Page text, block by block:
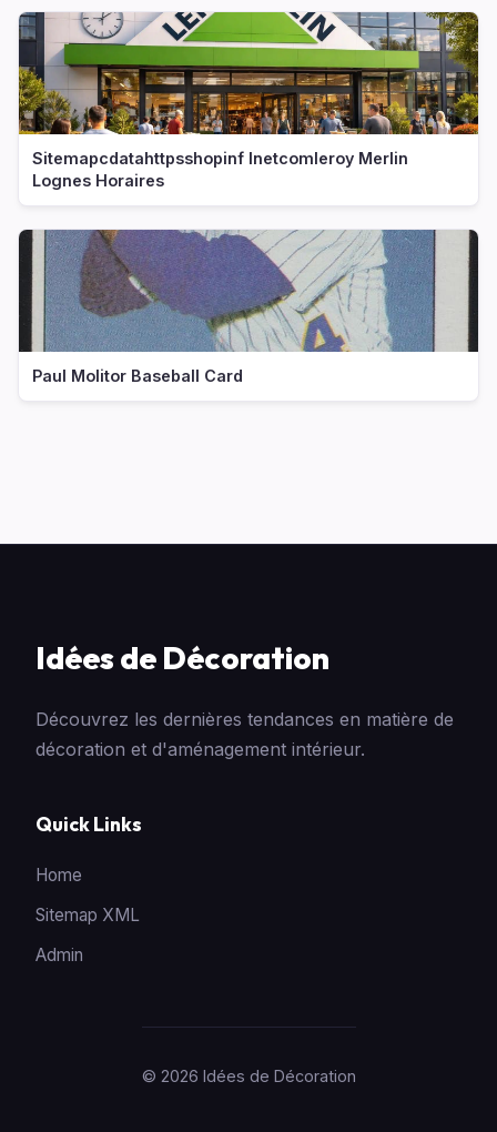
Sitemapcdatahttpsshopinf Inetcomleroy Merlin
Lognes Horaires
Paul Molitor Baseball Card
Idées de Décoration
Découvrez les dernières tendances en matière de
décoration et d'aménagement intérieur.
Quick Links
Home
Sitemap XML
Admin
© 2026 Idées de Décoration